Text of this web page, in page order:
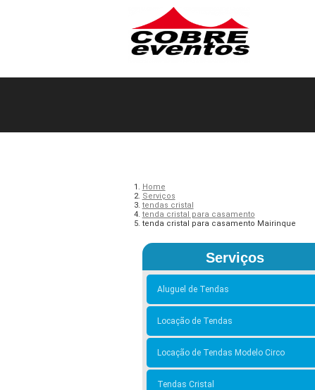
Home
Serviços
tendas cristal
tenda cristal para casamento
tenda cristal para casamento Mairinque
Serviços
Aluguel de Tendas
Locação de Tendas
Locação de Tendas Modelo Circo
Tendas Cristal